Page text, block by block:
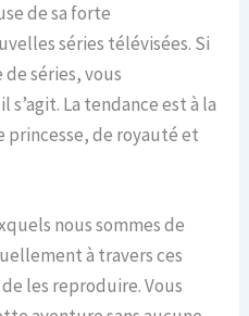
de sa forte
séries télévisées. Si
séries, vous
La tendance est à la
princesse, de royauté et
nous sommes de
à travers ces
les reproduire. Vous